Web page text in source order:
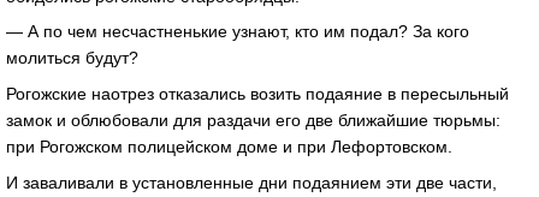
— А по чем несчастненькие узнают, кто им подал? За кого
молиться будут?
Рогожские наотрез отказались возить подаяние в пересыльный
замок и облюбовали для раздачи его две ближайшие тюрьмы:
при Рогожском полицейском доме и при Лефортовском.
И заваливали в установленные дни подаянием эти две части,